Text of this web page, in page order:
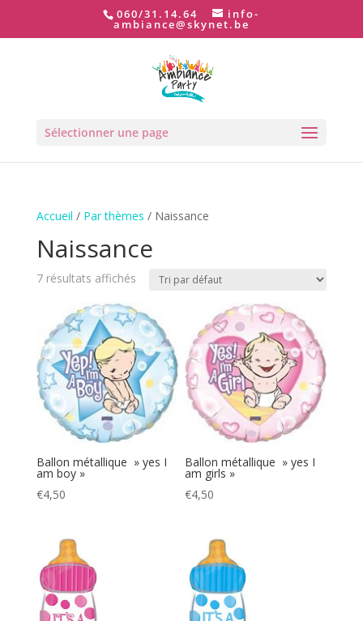
060/31.14.64 info-
ambiance@skynet.be
Sélectionner une page
Accueil / Par thèmes / Naissance
Naissance
7 résultats affichés
Ballon métallique » yes I
am boy »
€4,50
Ballon métallique » yes I
am girls »
€4,50